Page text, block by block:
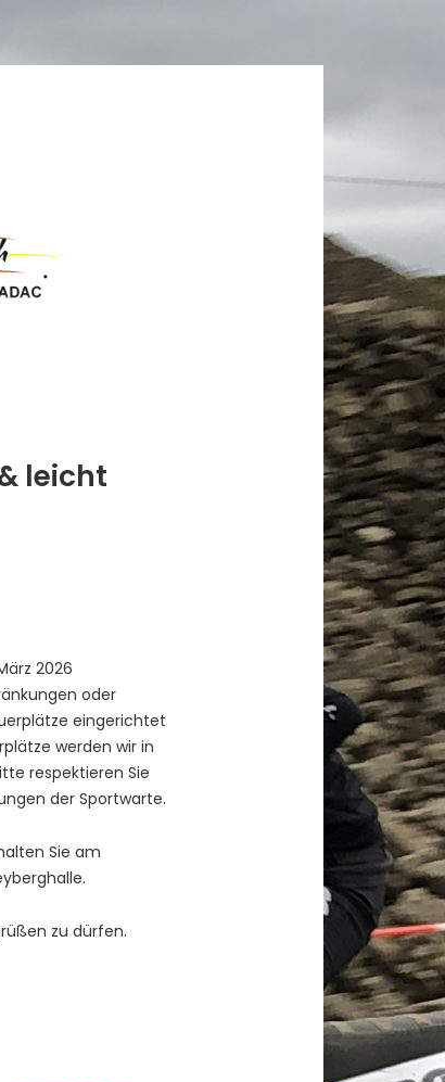
leicht
2026
oder
eingerichtet
werden wir in
respektieren Sie
der Sportwarte.
Sie am
zu dürfen.